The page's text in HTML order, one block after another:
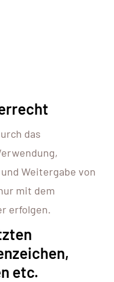
das
Weitergabe von
mit dem
erfolgen.
etc.